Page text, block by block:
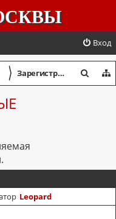
Вход
〉 Зарегистрированные пользователи
Leopard